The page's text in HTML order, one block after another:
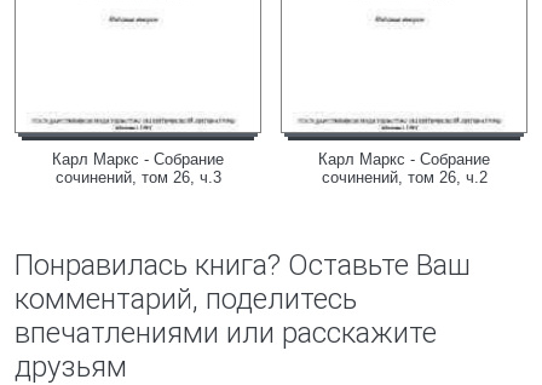
Карл Маркс - Собрание
сочинений, том 26, ч.3
Карл Маркс - Собрание
сочинений, том 26, ч.2
Понравилась книга? Оставьте Ваш
комментарий, поделитесь
впечатлениями или расскажите
друзьям